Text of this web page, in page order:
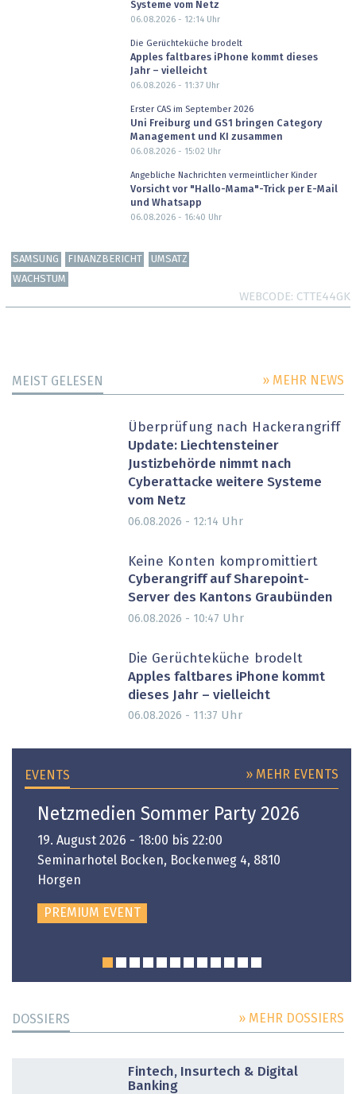
Systeme vom Netz
06.08.2026 - 12:14Uhr
Die Gerüchteküche brodelt
Apples faltbares iPhone kommt dieses
Jahr – vielleicht
06.08.2026 - 11:37Uhr
Erster CAS im September 2026
Uni Freiburg und GS1 bringen Category
Management und KI zusammen
06.08.2026 - 15:02 Uhr
Angebliche Nachrichten vermeintlicher Kinder
Vorsicht vor "Hallo-Mama"-Trick per E-Mail
und Whatsapp
06.08.2026 - 16:40 Uhr
SAMSUNG FINANZBERICHT
UMSATZ
WACHSTUM
WEBCODE CTTE44GK
MEIST GELESEN » MEHR NEWS
Überprüfung nach Hackerangriff
Update: Liechtensteiner
Justizbehörde nimmt nach
Cyberattacke weitere Systeme
vom Netz
06.08.2026 - 12:14 Uhr
Keine Konten kompromittiert
Cyberangriff auf Sharepoint-
Server des Kantons Graubünden
06.08.2026 - 10:47 Uhr
Die Gerüchteküche brodelt
Apples faltbares iPhone kommt
dieses Jahr – vielleicht
06.08.2026 - 11:37 Uhr
EVENTS » MEHR EVENTS
Netzmedien Sommer Party 2026
19. August 2026 - 18:00 bis 22:00
Seminarhotel Bocken, Bockenweg 4, 8810
Horgen
PREMIUM EVENT
DOSSIERS » MEHR DOSSIERS
Fintech, Insurtech & Digital
Banking